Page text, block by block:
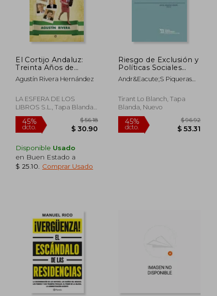
45%
dcto. $ 21.39
El Cortijo Andaluz:
Treinta Años de
Subvenciones,
Enchufismo y
Agustín Rivera Hernández
LA ESFERA DE LOS
LIBROS S.L., Tapa Blanda,
Nuevo
45%
dcto. $ 30.90
Disponible Usado
en Buen Estado a
$ 25.10
Comprar Usado
Riesgo de Exclusión y
Políticas Sociales
Autonómicas en
España (Políticas de
Andr&Eacute;S Piqueras
Tirant Lo Blanch, Tapa
Blanda, Nuevo
dcto.